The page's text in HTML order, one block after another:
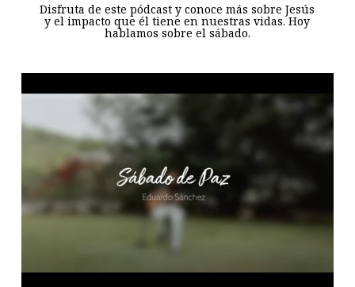
Disfruta de este pódcast y conoce más sobre Jesús
y el impacto que él tiene en nuestras vidas. Hoy
hablamos sobre el sábado.